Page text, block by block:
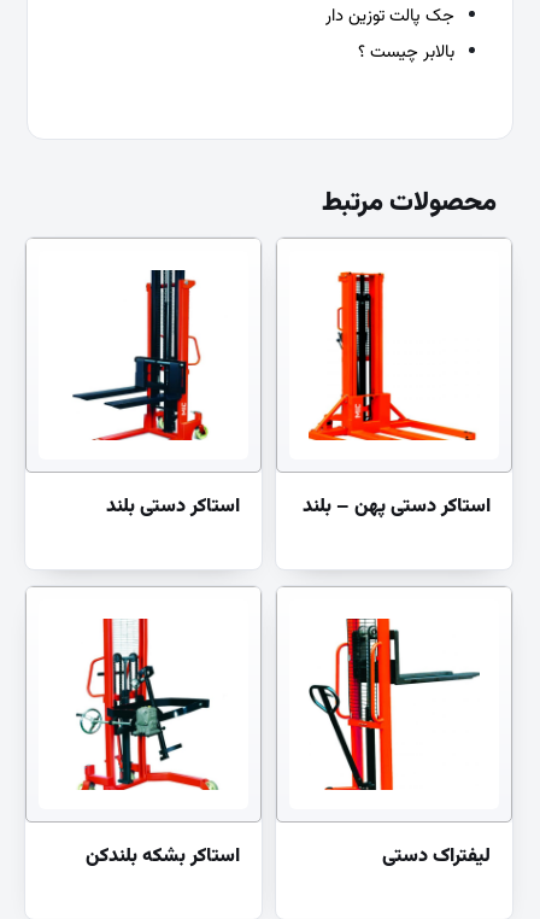
جک پالت توزین دار
بالابر چیست‌ ؟
محصولات مرتبط
استاکر دستی پهن – بلند استاکر دستی بلند
لیفتراک دستی استاکر بشکه بلندکن